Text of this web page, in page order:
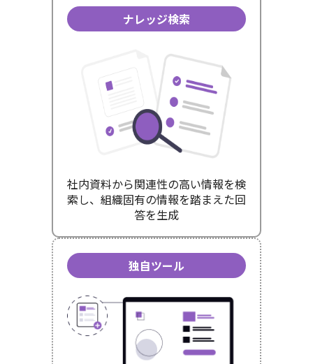
ナレッジ検索
社内資料から関連性の高い情報を検
索し、組織固有の情報を踏まえた回
答を生成
独自ツール